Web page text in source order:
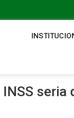
seria